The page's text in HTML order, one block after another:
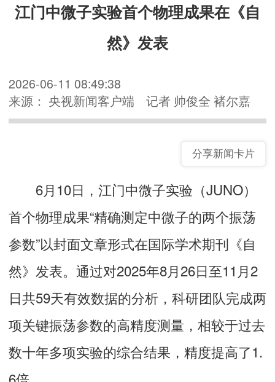
江门中微子实验首个物理成果在《自
然》发表
2026-06-11 08:49:38
来源： 央视新闻客户端
记者 帅俊全 褚尔嘉
分享新闻卡片
6月10日，江门中微子实验（JUNO）
首个物理成果“精确测定中微子的两个振荡
参数”以封面文章形式在国际学术期刊《自
然》发表。通过对2025年8月26日至11月2
日共59天有效数据的分析，科研团队完成两
项关键振荡参数的高精度测量，相较于过去
数十年多项实验的综合结果，精度提高了1.
6倍。